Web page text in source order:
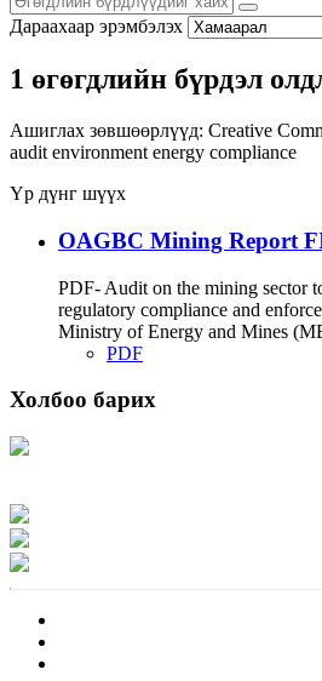
Дараахаар эрэмбэлэх
1 өгөгдлийн бүрдэл
Ашиглах зөвшөөрлүүд: Creative
audit environment energy compliance
Үр дүнг шүүх
OAGBC Mining Report
PDF- Audit on the mining sector
regulatory compliance and
Ministry of Energy and Mines
PDF
Холбоо барих